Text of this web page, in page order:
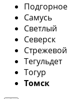
Подгорное
Самусь
Светлый
Северск
Стрежевой
Тегульдет
Тогур
Томск